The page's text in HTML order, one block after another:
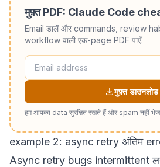
मुफ़्त PDF: Claude Code
Email डालें और commands, review
workflow वाली एक-page PDF पाएँ.
मुफ़्त डाउनलोड
हम आपका data सुरक्षित रखते हैं और spam नहीं
example 2: async retry अंतिम
Async retry bugs intermittent